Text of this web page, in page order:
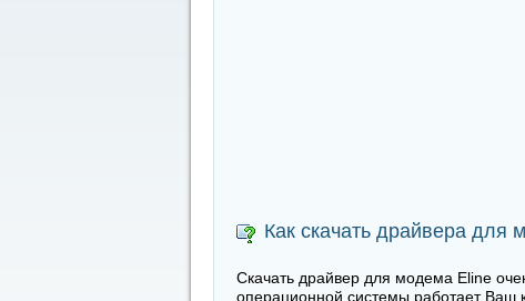
Как скачать драйвера для
Скачать драйвер для модема Eline
операционной системы работает